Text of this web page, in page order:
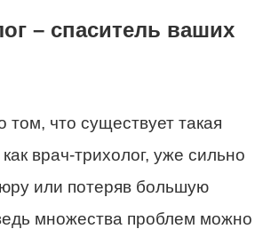
– спаситель ваших
том, что существует такая
врач-трихолог, уже сильно
или потеряв большую
множества проблем можно